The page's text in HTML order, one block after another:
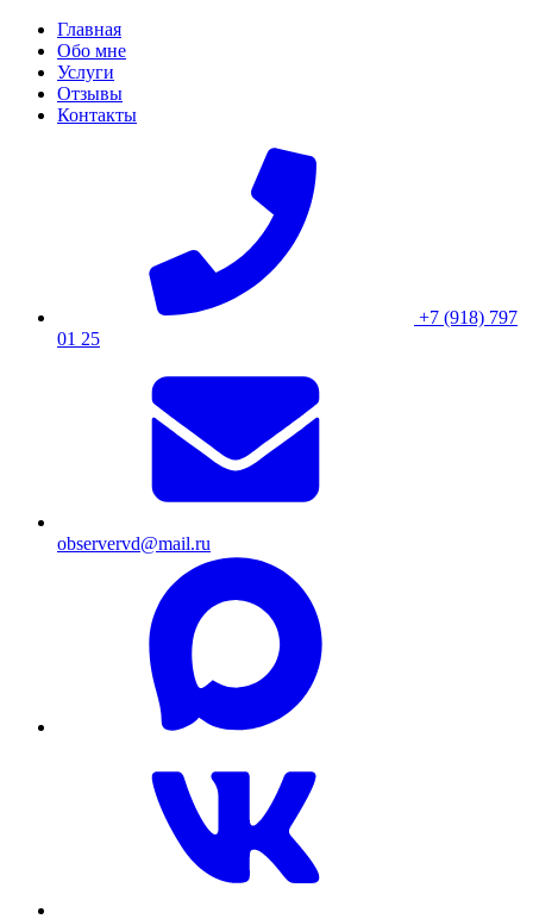
Skip
content
Главная
Обо мне
Услуги
Отзывы
Контакты
+7 (918) 797
01 25
observervd@mail.ru